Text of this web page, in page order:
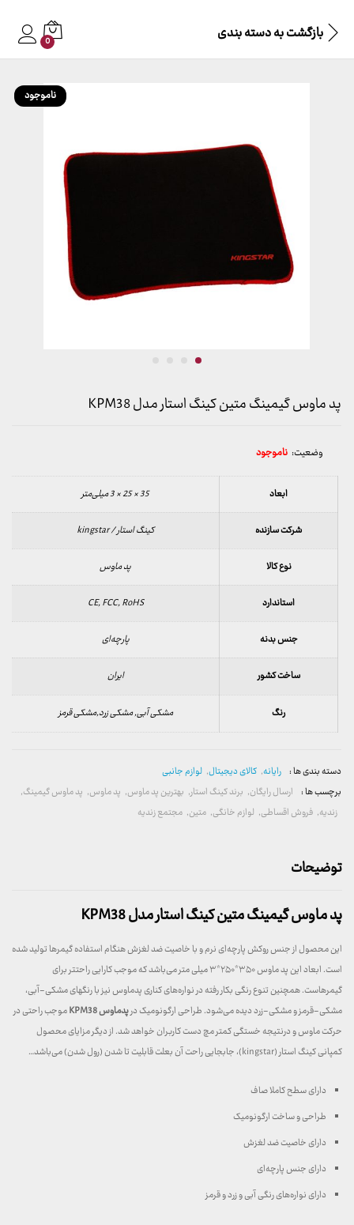
بازگشت بهدسته بندی 0
ناموجود
پد ماوس گیمینگ متین کینگ استار مدل KPM38
وضعیت: ناموجود
ابعاد 35 × 25 × 3 میلی‌متر
شرکت سازنده کینگ استار / kingstar
نوع کالا پد ماوس
استاندارد CE, FCC, RoHS
جنس بدنه پارچه‌ای
ساخت کشور ایران
رنگ مشکی آبی, مشکی زرد,مشکی قرمز
دسته بندی ها : رایانه, کالای دیجیتال, لوازم جانبی
برچسب ها : ارسال رایگان, برند کینگ استار, بهترین پد ماوس, پد ماوس, پد ماوس گیمینگ,
زندیه, فروش اقساطی, لوازم خانگی, متین, مجتمع زندیه
توضیحات
پد ماوس گیمینگ متین کینگ استار مدل KPM38
این محصول از جنس روکش پارچه‌ای نرم و با خاصیت ضد لغزش هنگام استفاده گیمرها تولید شده
است. ابعاد این پد ماوس ۳۵۰*۲۵۰*۳ میلی متر می‌باشد که موجب کارایی راحتتر برای
گیمرهاست. همچنین تنوع رنگی بکار رفته در نواره‌های کناری پدماوس نیز با رنگهای مشکی-آبی،
مشکی-قرمز و مشکی-زرد دیده می‌شود. طراحی ارگونومیک درپدماوس KPM38
موجب راحتی در
حرکت ماوس و درنتیجه خستگی کمتر مچ دست کاربران خواهد شد. از دیگر مزایای محصول
کمپانی کینگ استار (kingstar)، جابجایی راحت آن بعلت قابلیت تا شدن (رول شدن) می‌باشد…
دارای سطح کاملا صاف
طراحی و ساخت ارگونومیک
دارای خاصیت ضد لغزش
دارای جنس پارچه‌ای
دارای نواره‌های رنگی آبی و زرد و قرمز